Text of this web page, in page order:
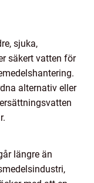
sjuka,
säkert vatten för
alternativ eller
längre än